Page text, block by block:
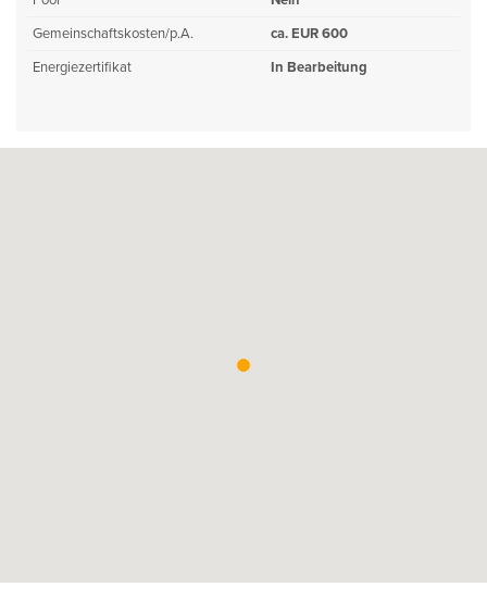
Gemeinschaftskosten/p.A.
ca. EUR 600
Energiezertifikat
In Bearbeitung